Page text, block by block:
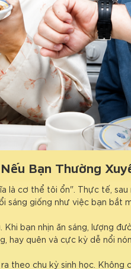
Bạn Thường
là cơ thể tôi ổn". Thực tế,
sáng giống như việc bạn bắt
bạn nhịn ăn sáng, lượng
hay quên và cực kỳ dễ nổi
theo chu kỳ sinh học.